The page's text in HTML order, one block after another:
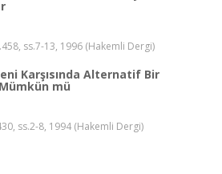
ss.7-13, 1996 (Hakemli Dergi)
Karşısında Alternatif Bir
mü
ss.2-8, 1994 (Hakemli Dergi)